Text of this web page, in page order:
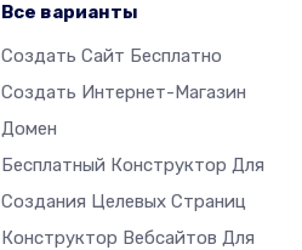
Все варианты
Создать Сайт Бесплатно
Создать Интернет-Магазин
Домен
Бесплатный Конструктор Для
Создания Целевых Страниц
Конструктор Вебсайтов Для